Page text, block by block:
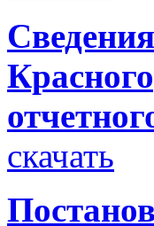
скачать